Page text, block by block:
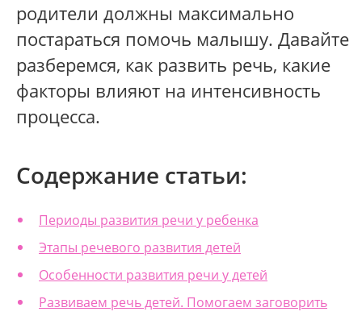
родители должны максимально
постараться помочь малышу. Давайте
разберемся, как развить речь, какие
факторы влияют на интенсивность
процесса.
Содержание статьи:
Периоды развития речи у ребенка
Этапы речевого развития детей
Особенности развития речи у детей
Развиваем речь детей. Помогаем заговорить